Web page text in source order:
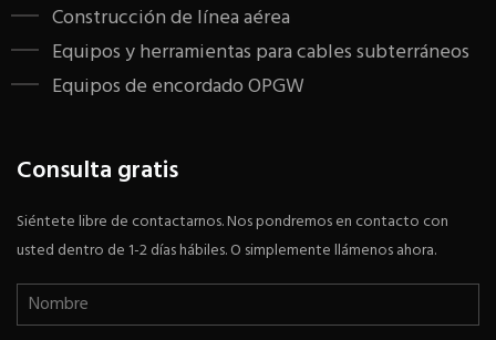
Construcción de línea aérea
Equipos y herramientas para cables subterráneos
Equipos de encordado OPGW
Consulta gratis
Siéntete libre de contactarnos. Nos pondremos en contacto con
usted dentro de 1-2 días hábiles. O simplemente llámenos ahora.